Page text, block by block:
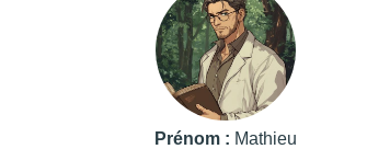
Prénom : Mathieu